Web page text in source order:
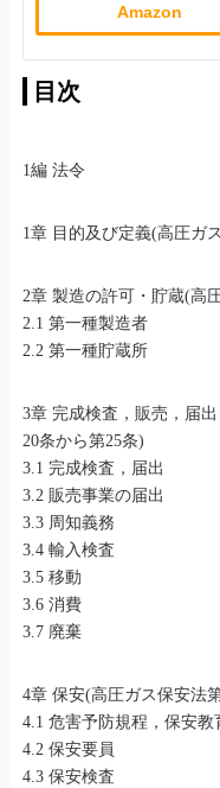
Amazon
目次
1編 法令
1章 目的及び定義(高圧ガ
2章 製造の許可・貯蔵(高
2.1 第一種製造者
2.2 第一種貯蔵所
3章 完成検査，販売，届
20条から第25条)
3.1 完成検査，届出
3.2 販売事業の届出
3.3 周知義務
3.4 輸入検査
3.5 移動
3.6 消費
3.7 廃棄
4章 保安(高圧ガス保安法
4.1 危害予防規程，保安教
4.2 保安要員
4.3 保安検査